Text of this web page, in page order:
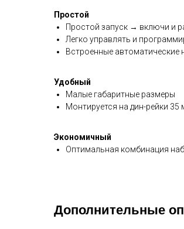
Простой
Простой запуск → включи и
Легко управлять и
Встроенные автоматические
Удобный
Малые габаритные размеры
Монтируется на дин-рейки
Экономичный
Оптимальная комбинация
Дополнительные